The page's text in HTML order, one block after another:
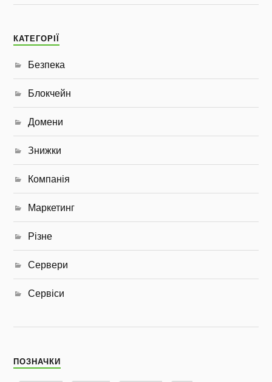
КАТЕГОРІЇ
Безпека
Блокчейн
Домени
Знижки
Компанія
Маркетинг
Різне
Сервери
Сервіси
ПОЗНАЧКИ